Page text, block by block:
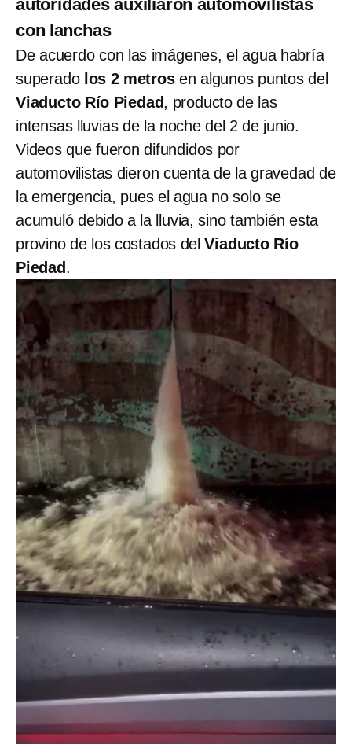
autoridades auxiliaron automovilistas
con lanchas
De acuerdo con las imágenes, el agua habría
superado los 2 metrosen algunos puntos del
Viaducto Río Piedad, producto de las
intensas lluvias de la noche del 2 de junio.
Videos que fueron difundidos por
automovilistas dieron cuenta de la gravedad de
la emergencia, pues el agua no solo se
acumuló debido a la lluvia, sino también esta
provino de los costados delViaducto Río
Piedad.